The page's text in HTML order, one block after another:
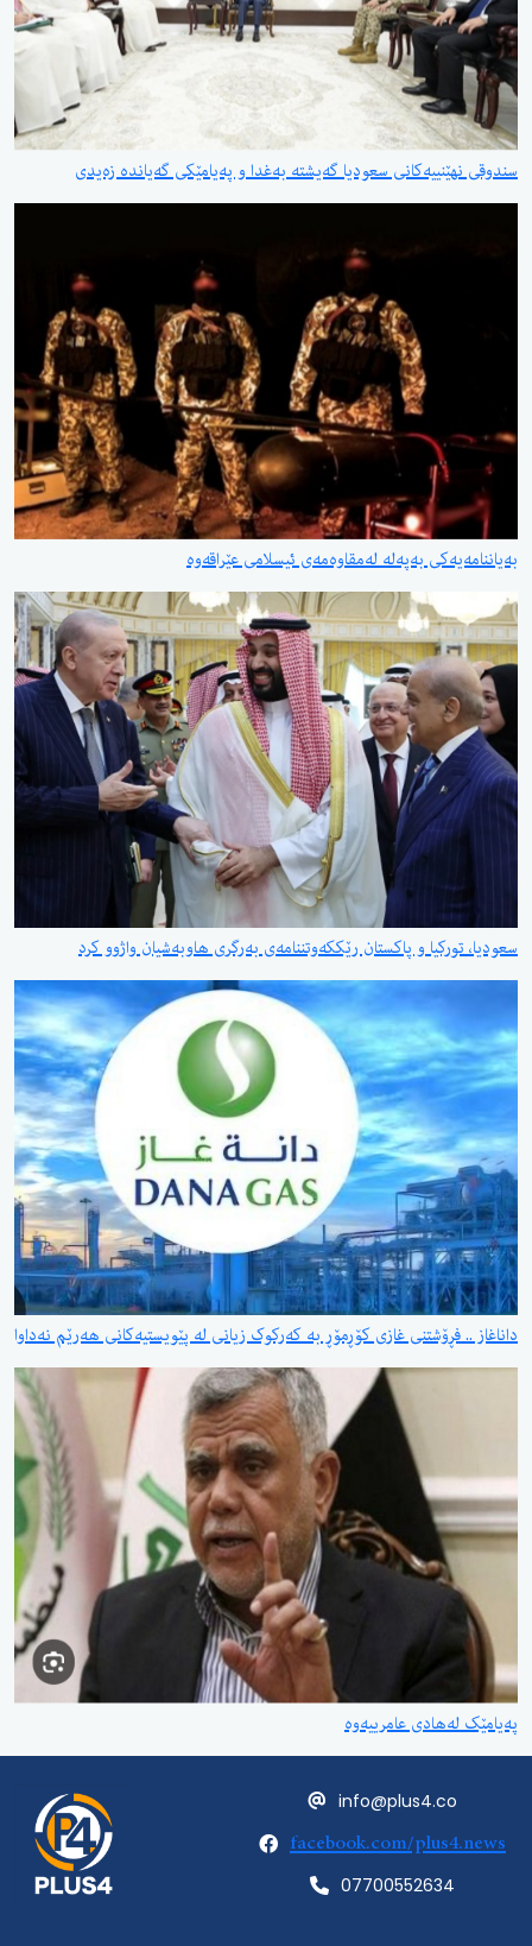
سندوقی نهێنییەكانی سعودیا گەیشتە بەغدا و پەیامێكی گەیاندە زەیدی
بەیاننامەیەكی بەپەلە لەمقاوەمەی ئیسلامی عێراقەوە
سعودیا، تورکیا و پاکستان رێککەوتننامەی بەرگری هاوبەشیان واژوو کرد
داناغاز .. فڕۆشتنی غازی کۆڕمۆڕ بە کەرکوک زیانی لە پێویستیەکانی هەرێم نەداوا
پەیامێک لەهادی عامرییەوە
info@plus4.co
facebook.com/plus4.news
07700552634